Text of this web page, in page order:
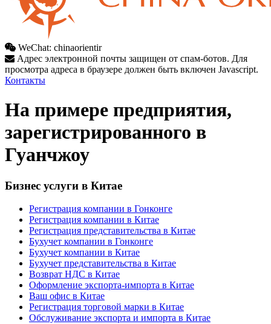
WeChat: chinaorientir
Адрес электронной почты защищен от спам-ботов. Для
просмотра адреса в браузере должен быть включен Javascript.
Контакты
На примере предприятия,
зарегистрированного в
Гуанчжоу
Бизнес услуги в Китае
Регистрация компании в Гонконге
Регистрация компании в Китае
Регистрация представительства в Китае
Бухучет компании в Гонконге
Бухучет компании в Китае
Бухучет представительства в Китае
Возврат НДС в Китае
Оформление экспорта-импорта в Китае
Ваш офис в Китае
Регистрация торговой марки в Китае
Обслуживание экспорта и импорта в Китае